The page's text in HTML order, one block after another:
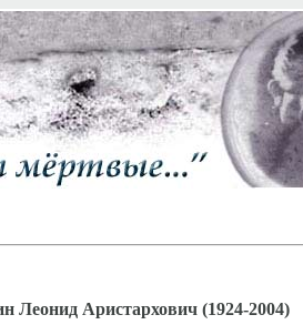
Леонид Аристархович (1924-2004)